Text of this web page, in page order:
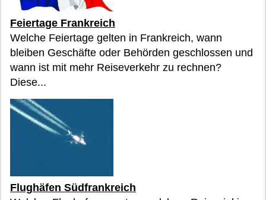
Feiertage Frankreich
Welche Feiertage gelten in Frankreich, wann
bleiben Geschäfte oder Behörden geschlossen und
wann ist mit mehr Reiseverkehr zu rechnen?
Diese...
Flughäfen Südfrankreich